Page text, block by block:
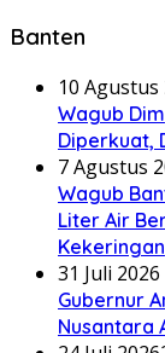
Banten
10 Agustus
Wagub
Diperkuat,
7 Agustus
Wagub
Liter Air
Kekeringan
31 Juli 2026
Gubernur
Nusantara